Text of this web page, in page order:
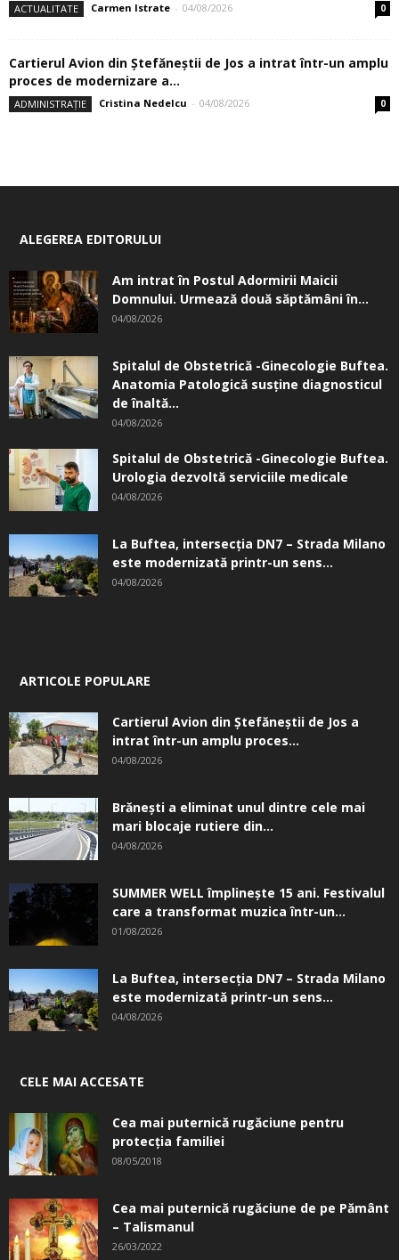
ACTUALITATE Carmen Istrate - 04/08/2026 0
Cartierul Avion din Ştefăneştii de Jos a intrat într-un amplu
proces de modernizare a...
ADMINISTRAȚIE Cristina Nedelcu - 04/08/2026 0
ALEGEREA EDITORULUI
Am intrat în Postul Adormirii Maicii
Domnului. Urmează două săptămâni în...
04/08/2026
Spitalul de Obstetrică -Ginecologie Buftea.
Anatomia Patologică susţine diagnosticul
de înaltă...
04/08/2026
Spitalul de Obstetrică -Ginecologie Buftea.
Urologia dezvoltă serviciile medicale
04/08/2026
La Buftea, intersecţia DN7 – Strada Milano
este modernizată printr-un sens...
04/08/2026
ARTICOLE POPULARE
Cartierul Avion din Ştefăneştii de Jos a
intrat într-un amplu proces...
04/08/2026
Brănești a eliminat unul dintre cele mai
mari blocaje rutiere din...
04/08/2026
SUMMER WELL împlinește 15 ani. Festivalul
care a transformat muzica într-un...
01/08/2026
La Buftea, intersecţia DN7 – Strada Milano
este modernizată printr-un sens...
04/08/2026
CELE MAI ACCESATE
Cea mai puternică rugăciune pentru
protecția familiei
08/05/2018
Cea mai puternică rugăciune de pe Pământ
– Talismanul
26/03/2022